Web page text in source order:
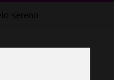
sereno